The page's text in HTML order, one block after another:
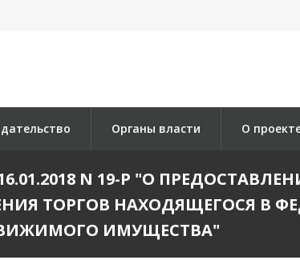
Органы власти О
N 19-Р "О
ТОРГОВ НАХОДЯЩЕГОСЯ В
ИМУЩЕСТВА"